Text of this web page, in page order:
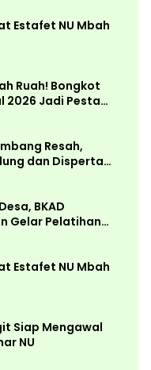
Estafet NU Mbah
Ruah! Bongkot
2026 Jadi Pesta
di Peterongan
Resah,
dan Disperta
BKAD
Gelar Pelatihan
Estafet NU Mbah
Siap Mengawal
NU